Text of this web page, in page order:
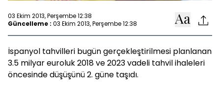
03 Ekim 2013, Perşembe 12:38
Güncelleme : 03 Ekim 2013, Perşembe 12:38
İspanyol tahvilleri bugün gerçekleştirilmesi planlanan
3.5 milyar euroluk 2018 ve 2023 vadeli tahvil ihaleleri
öncesinde düşüşünü 2. güne taşıdı.